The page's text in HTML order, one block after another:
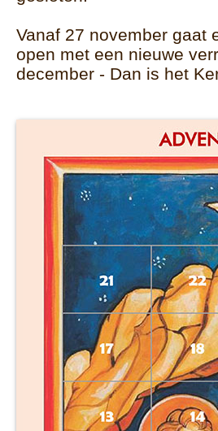
Vanaf 27 november gaat
open met een nieuwe
december - Dan is het